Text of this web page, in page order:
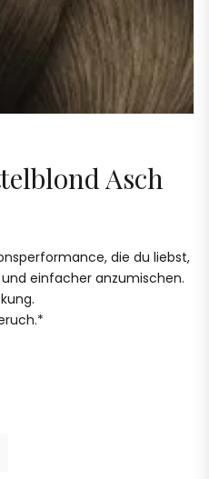
Asch
die du liebst,
einfacher anzumischen.​